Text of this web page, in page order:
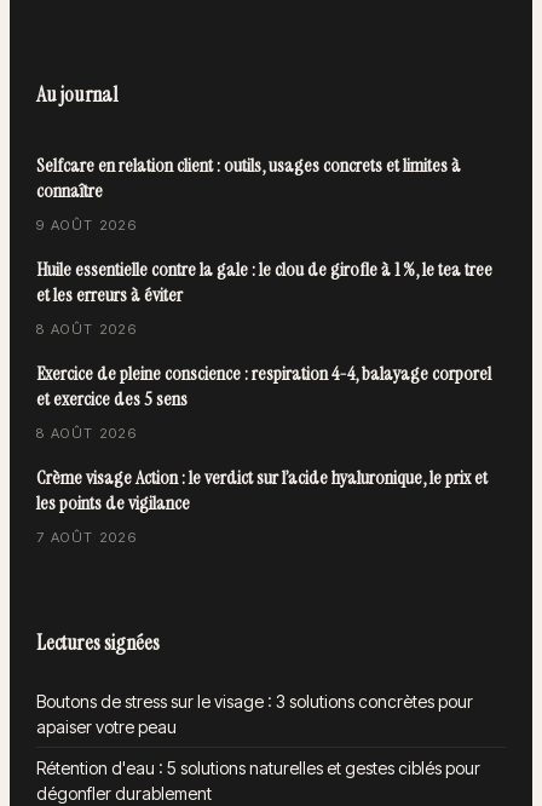
Au journal
Selfcare en relation client : outils, usages concrets et limites à
connaître
9 AOÛT 2026
Huile essentielle contre la gale : le clou de girofle à 1 %, le tea tree
et les erreurs à éviter
8 AOÛT 2026
Exercice de pleine conscience : respiration 4-4, balayage corporel
et exercice des 5 sens
8 AOÛT 2026
Crème visage Action : le verdict sur l’acide hyaluronique, le prix et
les points de vigilance
7 AOÛT 2026
Lectures signées
Boutons de stress sur le visage : 3 solutions concrètes pour
apaiser votre peau
Rétention d'eau : 5 solutions naturelles et gestes ciblés pour
dégonfler durablement